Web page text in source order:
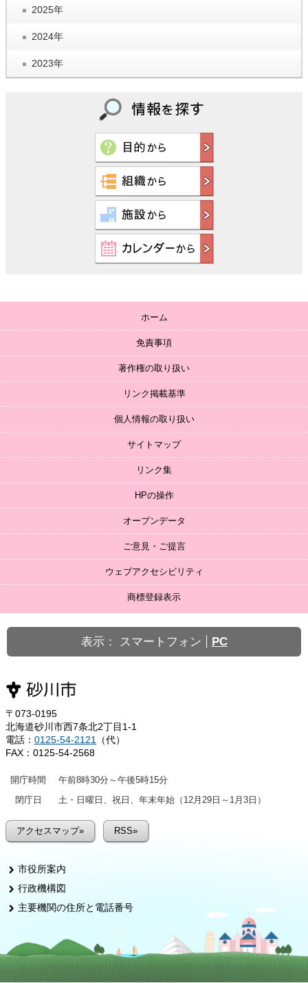
2025年
2024年
2023年
ホーム
免責事項
著作権の取り扱い
リンク掲載基準
個人情報の取り扱い
サイトマップ
リンク集
HPの操作
オープンデータ
ご意見・ご提言
ウェブアクセシビリティ
商標登録表示
表示： スマートフォン PC
〒073-0195
北海道砂川市西7条北2丁目1-1
電話： 0125-54-2121
（代）
FAX：0125-54-2568
開庁時間
午前8時30分～午後5時15分
閉庁日
土・日曜日、祝日、年末年始（12月29日～1月3日）
アクセスマップ» RSS»
市役所案内
行政機構図
主要機関の住所と電話番号